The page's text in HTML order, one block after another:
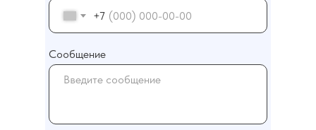
+7
Сообщение
ПОЛУЧИТЬ КОНСУЛЬТАЦИЮ